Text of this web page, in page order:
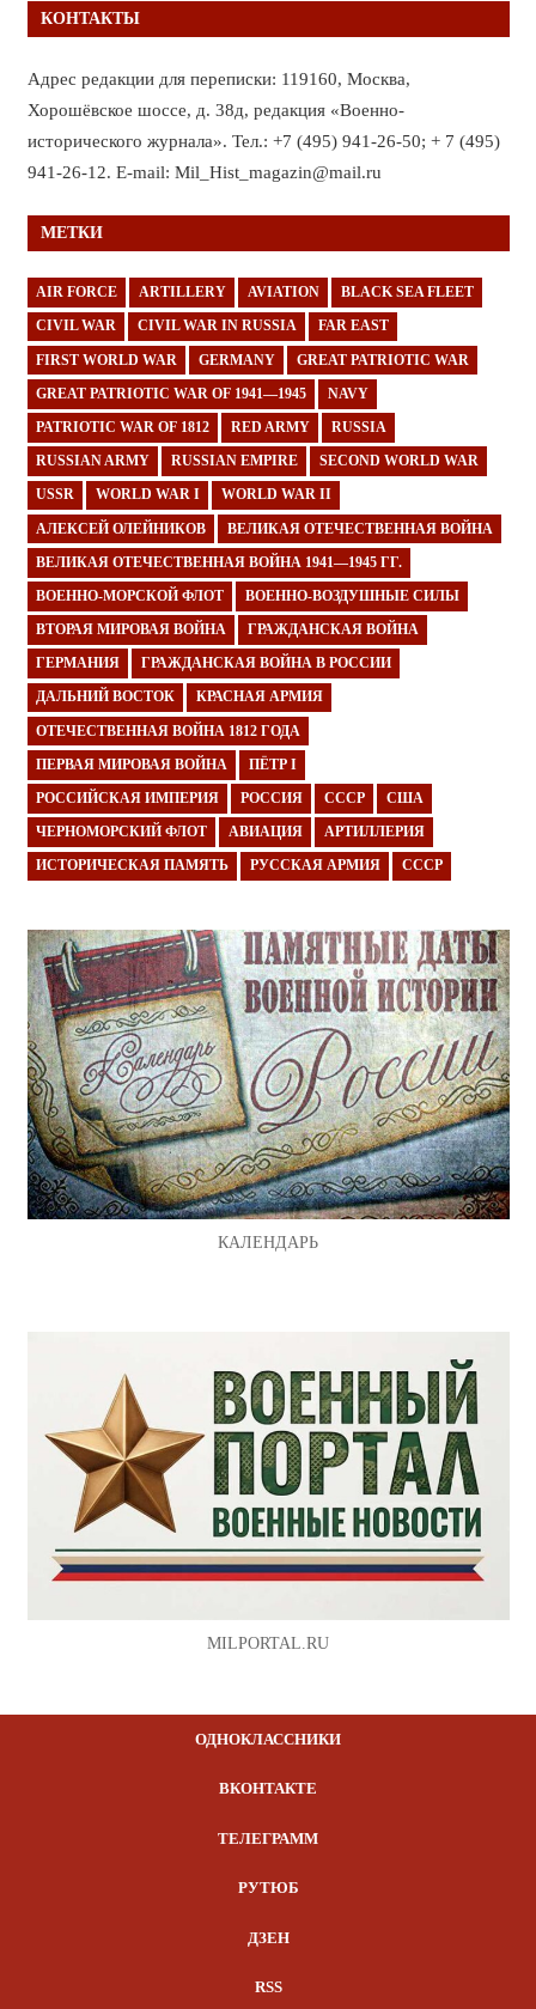
КОНТАКТЫ
Адрес редакции для переписки: 119160, Москва,
Хорошёвское шоссе, д. 38д, редакция «Военно-
исторического журнала». Тел.: +7 (495) 941-26-50; + 7 (495)
941-26-12. E-mail: Mil_Hist_magazin@mail.ru
МЕТКИ
AIR FORCE ARTILLERY AVIATION BLACK SEA FLEET
CIVIL WAR CIVIL WAR IN RUSSIA FAR EAST
FIRST WORLD WAR GERMANY GREAT PATRIOTIC WAR
GREAT PATRIOTIC WAR OF 1941—1945 NAVY
PATRIOTIC WAR OF 1812 RED ARMY RUSSIA
RUSSIAN ARMY RUSSIAN EMPIRE SECOND WORLD WAR
USSR WORLD WAR I WORLD WAR II
АЛЕКСЕЙ ОЛЕЙНИКОВ ВЕЛИКАЯ ОТЕЧЕСТВЕННАЯ ВОЙНА
ВЕЛИКАЯ ОТЕЧЕСТВЕННАЯ ВОЙНА 1941—1945 ГГ.
ВОЕННО-МОРСКОЙ ФЛОТ ВОЕННО-ВОЗДУШНЫЕ СИЛЫ
ВТОРАЯ МИРОВАЯ ВОЙНА ГРАЖДАНСКАЯ ВОЙНА
ГЕРМАНИЯ ГРАЖДАНСКАЯ ВОЙНА В РОССИИ
ДАЛЬНИЙ ВОСТОК КРАСНАЯ АРМИЯ
ОТЕЧЕСТВЕННАЯ ВОЙНА 1812 ГОДА
ПЕРВАЯ МИРОВАЯ ВОЙНА ПЁТР I
РОССИЙСКАЯ ИМПЕРИЯ РОССИЯ СССР США
ЧЕРНОМОРСКИЙ ФЛОТ АВИАЦИЯ АРТИЛЛЕРИЯ
ИСТОРИЧЕСКАЯ ПАМЯТЬ РУССКАЯ АРМИЯ СССР
КАЛЕНДАРЬ
MILPORTAL.RU
ОДНОКЛАССНИКИ
ВКОНТАКТЕ
ТЕЛЕГРАММ
РУТЮБ
ДЗЕН
RSS